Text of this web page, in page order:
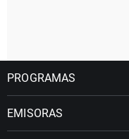
PROGRAMAS
EMISORAS